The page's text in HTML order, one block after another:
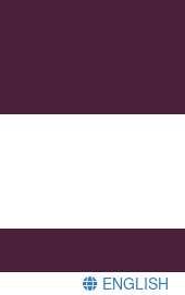
ENGLISH